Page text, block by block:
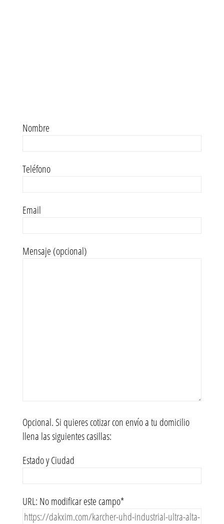
Nombre
Teléfono
Email
Mensaje (opcional)
Opcional. Si quieres cotizar con envío a tu domicilio
llena las siguientes casillas:
Estado y Ciudad
URL: No modificar este campo*